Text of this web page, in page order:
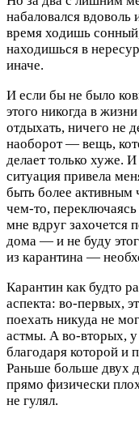
набаловался вдоволь
время ходишь
находишься в
иначе.
И если бы не было
этого никогда в
отдыхать, ничего не
наоборот — вещь,
делает только хуже.
ситуация привела
быть более активным
чем-то,
мне вдруг захочется
дома — и не буду
из карантина —
Карантин как будто
аспекта: во-первых,
поехать никуда не
астмы. А во-вторых,
благодаря которой и
Раньше больше двух
прямо физически
не гулял.